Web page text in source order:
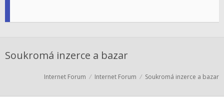
Soukromá inzerce a bazar
Internet Forum Internet Forum Soukromá inzerce a bazar